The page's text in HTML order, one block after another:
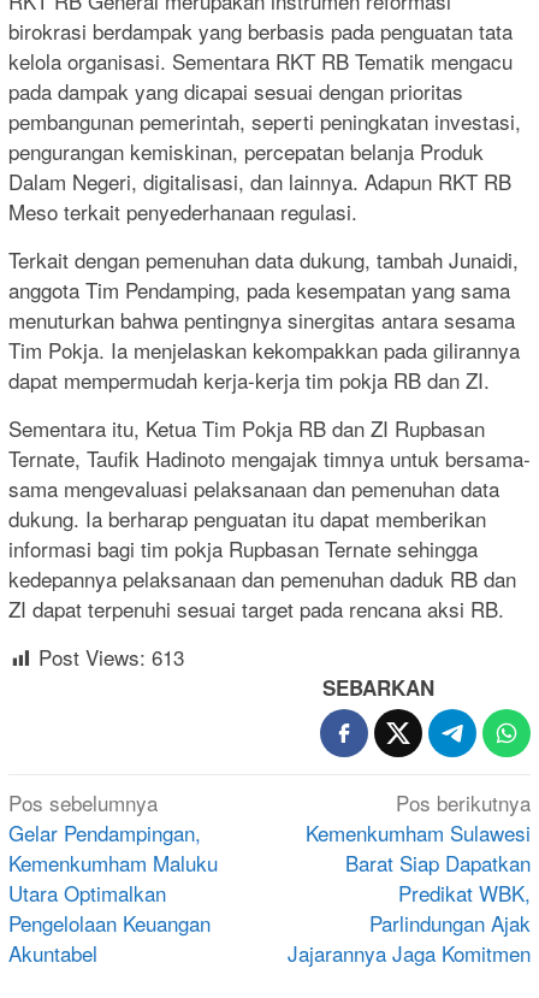
birokrasi berdampak yang berbasis pada penguatan tata
kelola organisasi. Sementara RKT RB Tematik mengacu
pada dampak yang dicapai sesuai dengan prioritas
pembangunan pemerintah, seperti peningkatan investasi,
pengurangan kemiskinan, percepatan belanja Produk
Dalam Negeri, digitalisasi, dan lainnya. Adapun RKT RB
Meso terkait penyederhanaan regulasi.
Terkait dengan pemenuhan data dukung, tambah Junaidi,
anggota Tim Pendamping, pada kesempatan yang sama
menuturkan bahwa pentingnya sinergitas antara sesama
Tim Pokja. Ia menjelaskan kekompakkan pada gilirannya
dapat mempermudah kerja-kerja tim pokja RB dan ZI.
Sementara itu, Ketua Tim Pokja RB dan ZI Rupbasan
Ternate, Taufik Hadinoto mengajak timnya untuk bersama-
sama mengevaluasi pelaksanaan dan pemenuhan data
dukung. Ia berharap penguatan itu dapat memberikan
informasi bagi tim pokja Rupbasan Ternate sehingga
kedepannya pelaksanaan dan pemenuhan daduk RB dan
ZI dapat terpenuhi sesuai target pada rencana aksi RB.
Post Views: 613
SEBARKAN
Navigasi
pos
Pos sebelumnya
Gelar Pendampingan,
Kemenkumham Maluku
Utara Optimalkan
Pengelolaan Keuangan
Akuntabel
Pos berikutnya
Kemenkumham Sulawesi
Barat Siap Dapatkan
Predikat WBK,
Parlindungan Ajak
Jajarannya Jaga Komitmen